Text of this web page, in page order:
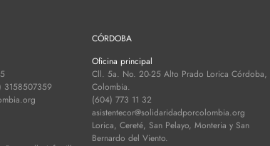
CÓRDOBA
Oficina principal
Cll. 5a. No. 20-25 Alto Prado Lorica Córdoba,
Colombia.
(604) 773 11 32
asistentecor@solidaridadporcolombia.org
Lorica, Cereté, San Pelayo, Monteria y San
Bernardo del Viento.